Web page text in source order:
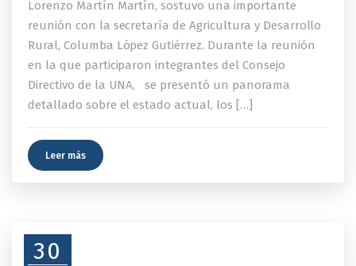
Lorenzo Martín Martín, sostuvo una importante
reunión con la secretaría de Agricultura y Desarrollo
Rural, Columba López Gutiérrez. Durante la reunión
en la que participaron integrantes del Consejo
Directivo de la UNA, se presentó un panorama
detallado sobre el estado actual, los […]
Leer más
30